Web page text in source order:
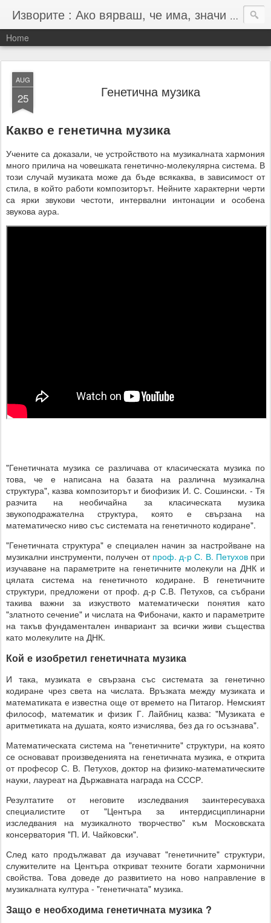
Изворите : Ако вярваш, че има, значи има :-)
Home
AUG
25 Генетична музика
Какво е генетична музика
Учените са доказали, че устройството на музикалната хармония
много прилича на човешката генетично-молекулярна система. В
този случай музиката може да бъде всякаква, в зависимост от
стила, в който работи композиторът. Нейните характерни черти
са ярки звукови честоти, интервални интонации и особена
звукова аура.
"Генетичната музика се различава от класическата музика по
това, че е написана на базата на различна музикална
структура", казва композиторът и биофизик И. С. Сошински. - Тя
разчита на необичайна за класическата музика
звукоподражателна структура, която е свързана на
математическо ниво със системата на генетичното кодиране".
"Генетичната структура" е специален начин за настройване на
музикални инструменти, получен от проф. д-р С. В. Петуховпри
изучаване на параметрите на генетичните молекули на ДНК и
цялата система на генетичното кодиране. В генетичните
структури, предложени от проф. д-р С.В. Петухов, са събрани
такива важни за изкуството математически понятия като
"златното сечение" и числата на Фибоначи, както и параметрите
на такъв фундаментален инвариант за всички живи същества
като молекулите на ДНК.
Кой е изобретил генетичната музика
И така, музиката е свързана със системата за генетично
кодиране чрез света на числата. Връзката между музиката и
математиката е известна още от времето на Питагор. Немският
философ, математик и физик Г. Лайбниц казва: "Музиката е
аритметиката на душата, която изчислява, без да го осъзнава".
Математическата система на "генетичните" структури, на която
се основават произведенията на генетичната музика, е открита
от професор С. В. Петухов, доктор на физико-математическите
науки, лауреат на Държавната награда на СССР.
Резултатите от неговите изследвания заинтересуваха
специалистите от "Центъра за интердисциплинарни
изследвания на музикалното творчество" към Московската
консерватория "П. И. Чайковски".
След като продължават да изучават "генетичните" структури,
служителите на Центъра откриват техните богати хармонични
свойства. Това доведе до развитието на ново направление в
музикалната култура - "генетичната" музика.
Защо е необходима генетичната музика ?